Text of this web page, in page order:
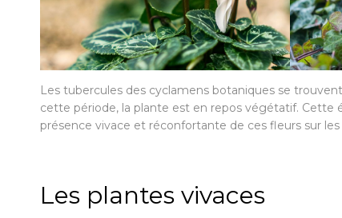
Les tubercules des cyclamens botaniques se
cette période, la plante est en repos végétatif. Cette
présence vivace et réconfortante de ces fleurs sur
Les plantes vivaces